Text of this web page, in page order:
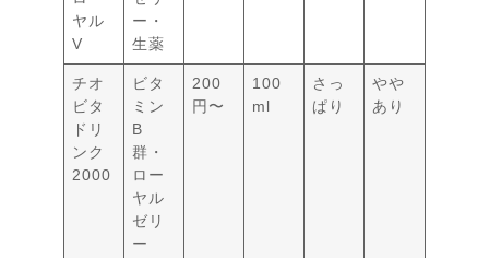
ヤル
V
ー・
生薬
チオ
ビタ
ドリ
ンク
2000
ビタ
ミン
B
群・
ロー
ヤル
ゼリ
ー
200
円〜
100
ml
さっ
ぱり
やや
あり